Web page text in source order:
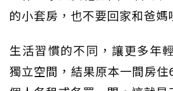
的小套房，也不要回家和爸媽
生活習慣的不同，讓更多年
獨立空間，結果原本一間房